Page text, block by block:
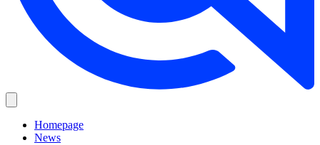
Homepage
News